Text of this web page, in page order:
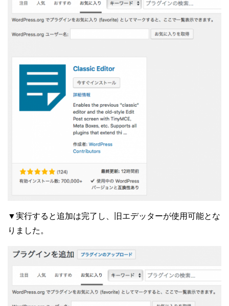
▼実行すると追加は完了し、旧エデッターが使用可能とな
りました。